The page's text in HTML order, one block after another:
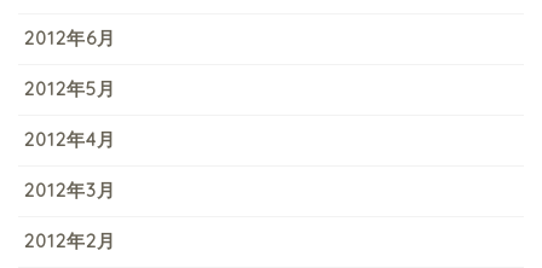
2012年6月
2012年5月
2012年4月
2012年3月
2012年2月